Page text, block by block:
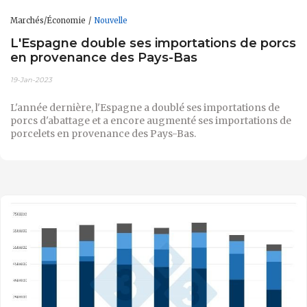
Marchés/Économie Nouvelle
L'Espagne double ses importations de porcs
en provenance des Pays-Bas
19-Jan-2023
L'année dernière, l'Espagne a doublé ses importations de
porcs d'abattage et a encore augmenté ses importations de
porcelets en provenance des Pays-Bas.